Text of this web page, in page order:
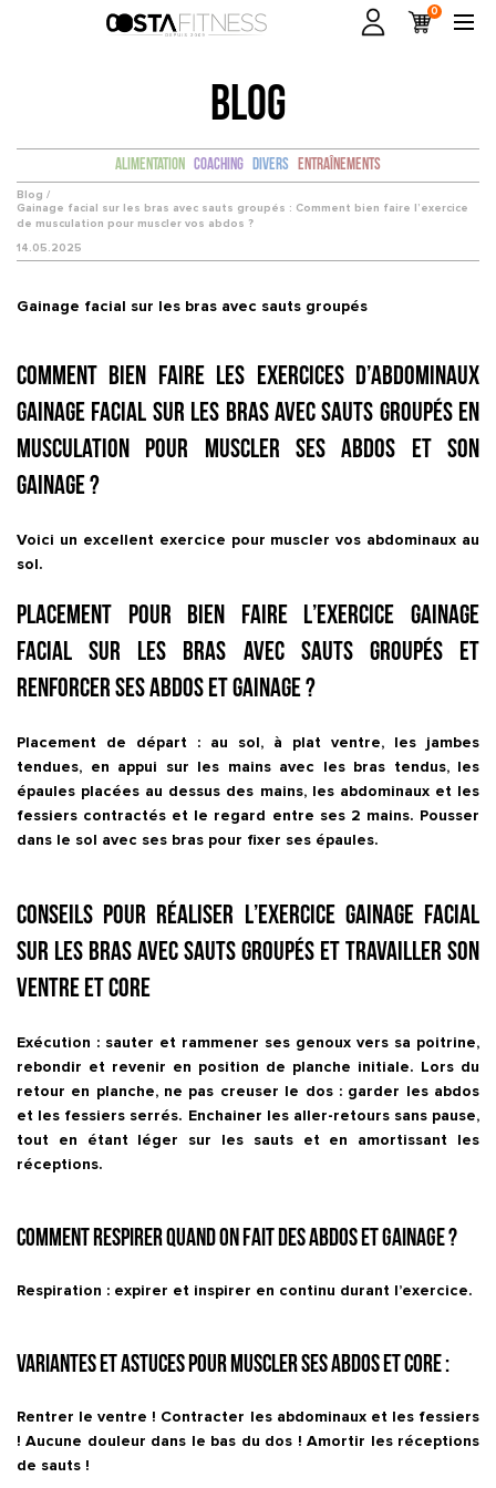
0
BLOG
Alimentation Coaching Divers Entraînements
Blog /
Gainage facial sur les bras avec sauts groupés : Comment bien faire l’exercice
de musculation pour muscler vos abdos ?
14.05.2025
Gainage facial sur les bras avec sauts groupés
Comment bien faire les exercices d’abdominaux
Gainage facial sur les bras avec sauts groupés en
musculation pour muscler ses abdos et son
gainage ?
Voici un excellent exercice pour muscler vos abdominaux au
sol.
Placement pour bien faire l’exercice Gainage
facial sur les bras avec sauts groupés et
renforcer ses abdos et gainage ?
Placement de départ : au sol, à plat ventre, les jambes
tendues, en appui sur les mains avec les bras tendus, les
épaules placées au dessus des mains, les abdominaux et les
fessiers contractés et le regard entre ses 2 mains. Pousser
dans le sol avec ses bras pour fixer ses épaules.
Conseils pour réaliser l’exercice Gainage facial
sur les bras avec sauts groupés et travailler son
ventre et core
Exécution : sauter et rammener ses genoux vers sa poitrine,
rebondir et revenir en position de planche initiale. Lors du
retour en planche, ne pas creuser le dos : garder les abdos
et les fessiers serrés. Enchainer les aller-retours sans pause,
tout en étant léger sur les sauts et en amortissant les
réceptions.
Comment respirer quand on fait des abdos et gainage ?
Respiration : expirer et inspirer en continu durant l’exercice.
Variantes et astuces pour muscler ses abdos et core :
Rentrer le ventre ! Contracter les abdominaux et les fessiers
! Aucune douleur dans le bas du dos ! Amortir les réceptions
de sauts !